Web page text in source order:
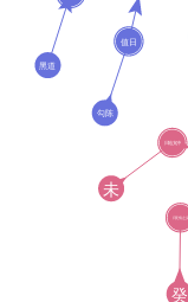
命
登录